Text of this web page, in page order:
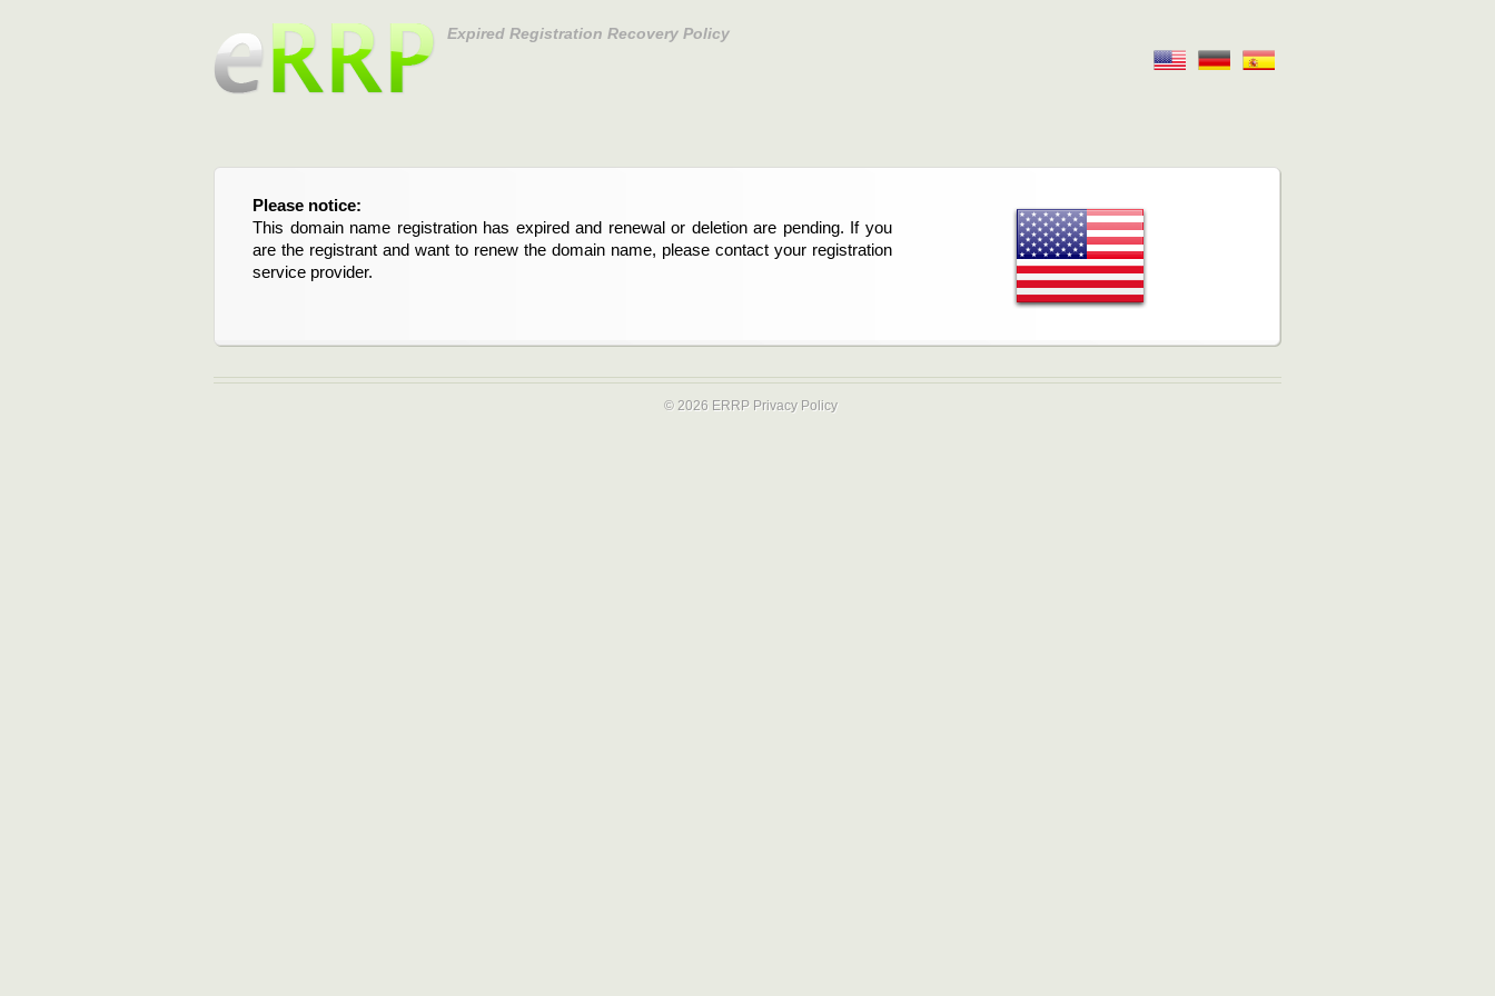
Expired Registration Recovery Policy
Please notice:
This domain name registration has expired and renewal or deletion are pending. If you
are the registrant and want to renew the domain name, please contact your registration
service provider.
Bitte beachten Sie:
Diese Domainregistrierung ist abgelaufen und die Verlängerung oder Löschung der
Domain stehen an. Wenn Sie der Registrant sind und die Domainregistrierung
verlängern möchten, kontaktieren Sie bitte Ihren Service-Provider.
© 2026 ERRP Privacy Policy